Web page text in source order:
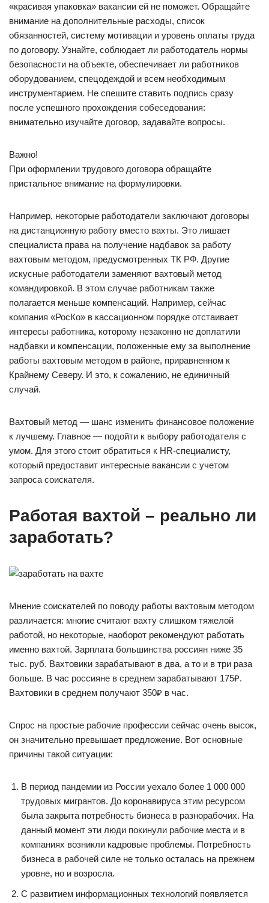
«красивая упаковка» вакансии ей не поможет. Обращайте
внимание на дополнительные расходы, список
обязанностей, систему мотивации и уровень оплаты труда
по договору. Узнайте, соблюдает ли работодатель нормы
безопасности на объекте, обеспечивает ли работников
оборудованием, спецодеждой и всем необходимым
инструментарием. Не спешите ставить подпись сразу
после успешного прохождения собеседования:
внимательно изучайте договор, задавайте вопросы.
Важно!
При оформлении трудового договора обращайте
пристальное внимание на формулировки.
Например, некоторые работодатели заключают договоры
на дистанционную работу вместо вахты. Это лишает
специалиста права на получение надбавок за работу
вахтовым методом, предусмотренных ТК РФ. Другие
искусные работодатели заменяют вахтовый метод
командировкой. В этом случае работникам также
полагается меньше компенсаций. Например, сейчас
компания «РосКо» в кассационном порядке отстаивает
интересы работника, которому незаконно не доплатили
надбавки и компенсации, положенные ему за выполнение
работы вахтовым методом в районе, приравненном к
Крайнему Северу. И это, к сожалению, не единичный
случай.
Вахтовый метод — шанс изменить финансовое положение
к лучшему. Главное — подойти к выбору работодателя с
умом. Для этого стоит обратиться к HR-специалисту,
который предоставит интересные вакансии с учетом
запроса соискателя.
Работая вахтой – реально ли
заработать?
Мнение соискателей по поводу работы вахтовым методом
различается: многие считают вахту слишком тяжелой
работой, но некоторые, наоборот рекомендуют работать
именно вахтой. Зарплата большинства россиян ниже 35
тыс. руб. Вахтовики зарабатывают в два, а то и в три раза
больше. В час россияне в среднем зарабатывают 175₽.
Вахтовики в среднем получают 350₽ в час.
Спрос на простые рабочие профессии сейчас очень высок,
он значительно превышает предложение. Вот основные
причины такой ситуации:
В период пандемии из России уехало более 1 000 000
трудовых мигрантов. До коронавируса этим ресурсом
была закрыта потребность бизнеса в разнорабочих. На
данный момент эти люди покинули рабочие места и в
компаниях возникли кадровые проблемы. Потребность
бизнеса в рабочей силе не только осталась на прежнем
уровне, но и возросла.
С развитием информационных технологий появляется